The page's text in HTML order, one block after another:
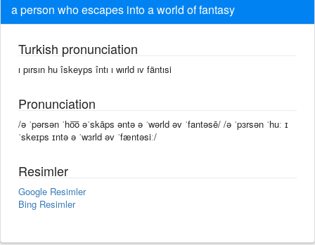
a person who escapes into a world of fantasy
Turkish pronunciation
ı pırsın hu îskeyps întı ı wırld ıv fäntısi
Pronunciation
/ə ˈpərsən ˈho͞o əˈskāps əntə ə ˈwərld əv ˈfantəsē/ /ə ˈpɜrsən ˈhuː ɪ
ˈskeɪps ɪntə ə ˈwɜrld əv ˈfæntəsiː/
Resimler
Google Resimler
Bing Resimler